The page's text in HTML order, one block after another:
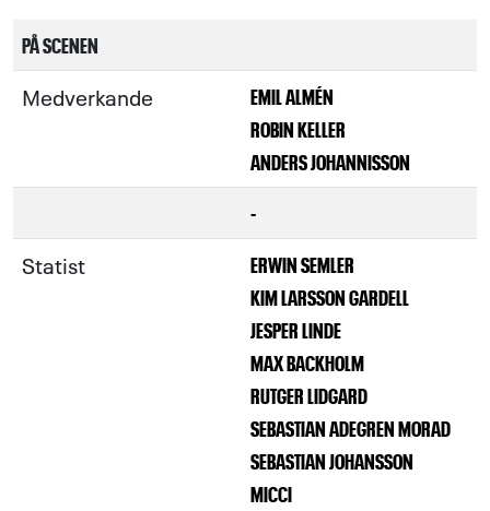
PÅ SCENEN
Medverkande
EMIL ALMÉN
ROBIN KELLER
ANDERS JOHANNISSON
-
Statist
ERWIN SEMLER
KIM LARSSON GARDELL
JESPER LINDE
MAX BACKHOLM
RUTGER LIDGARD
SEBASTIAN ADEGREN MORAD
SEBASTIAN JOHANSSON
MICCI